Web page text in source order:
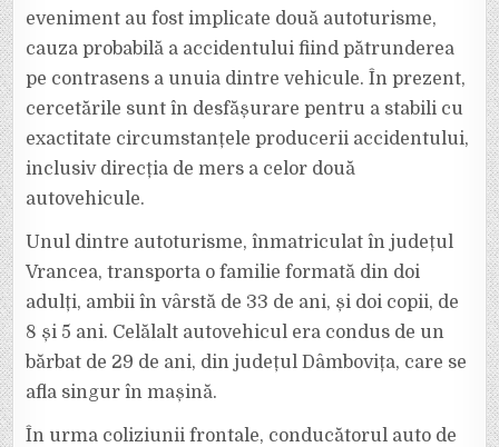
eveniment au fost implicate două autoturisme,
cauza probabilă a accidentului fiind pătrunderea
pe contrasens a unuia dintre vehicule. În prezent,
cercetările sunt în desfășurare pentru a stabili cu
exactitate circumstanțele producerii accidentului,
inclusiv direcția de mers a celor două
autovehicule.
Unul dintre autoturisme, înmatriculat în județul
Vrancea, transporta o familie formată din doi
adulți, ambii în vârstă de 33 de ani, și doi copii, de
8 și 5 ani. Celălalt autovehicul era condus de un
bărbat de 29 de ani, din județul Dâmbovița, care se
afla singur în mașină.
În urma coliziunii frontale, conducătorul auto de